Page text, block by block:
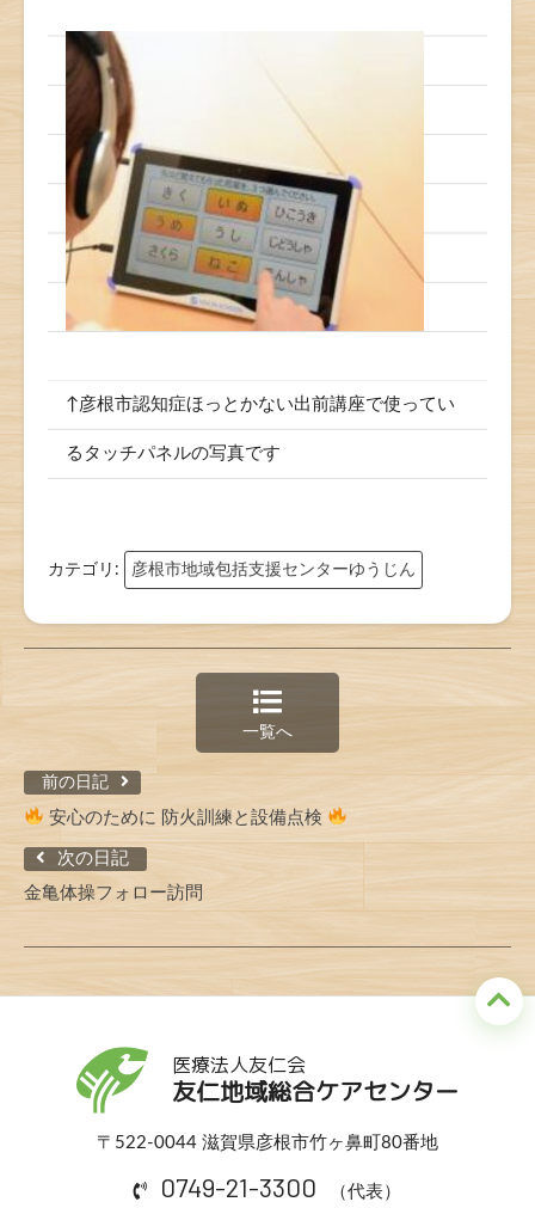
↑彦根市認知症ほっとかない出前講座で使ってい
るタッチパネルの写真です
カテゴリ: 彦根市地域包括支援センターゆうじん
一覧へ
次の日記
金亀体操フォロー訪問
前の日記
安心のために 防火訓練と設備点検
医療法人友仁会
友仁地域総合ケアセンター
〒522-0044 滋賀県彦根市竹ヶ鼻町80番地
0749-21-3300 （代表）